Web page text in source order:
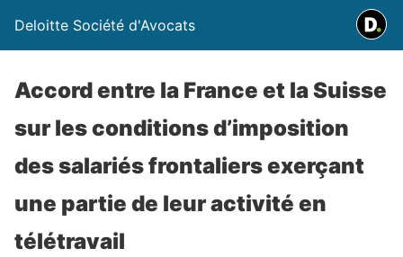
Deloitte Société d'Avocats
Accord entre la France et la Suisse
sur les conditions d’imposition
des salariés frontaliers exerçant
une partie de leur activité en
télétravail